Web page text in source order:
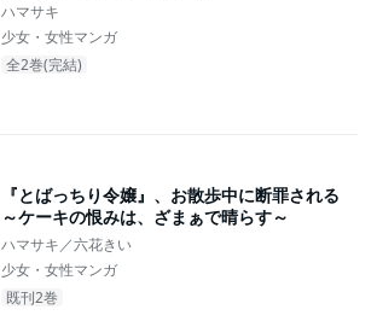
ハマサキ
少女・女性マンガ
全2巻(完結)
『とばっちり令嬢』、お散歩中に断罪される
～ケーキの恨みは、ざまぁで晴らす～
ハマサキ／六花きい
少女・女性マンガ
既刊2巻